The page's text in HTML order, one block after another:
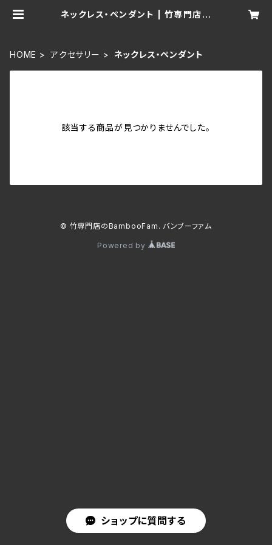
ネックレス・ペンダント | 竹専門店の
HOME アクセサリー ネックレス・ペンダント
該当する商品が見つかりませんでした。
© 竹専門店のBambooFam. バンブーファム
Powered by
ショップに質問する